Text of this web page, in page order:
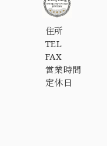
住所
TEL
FAX
営業時間
定休日